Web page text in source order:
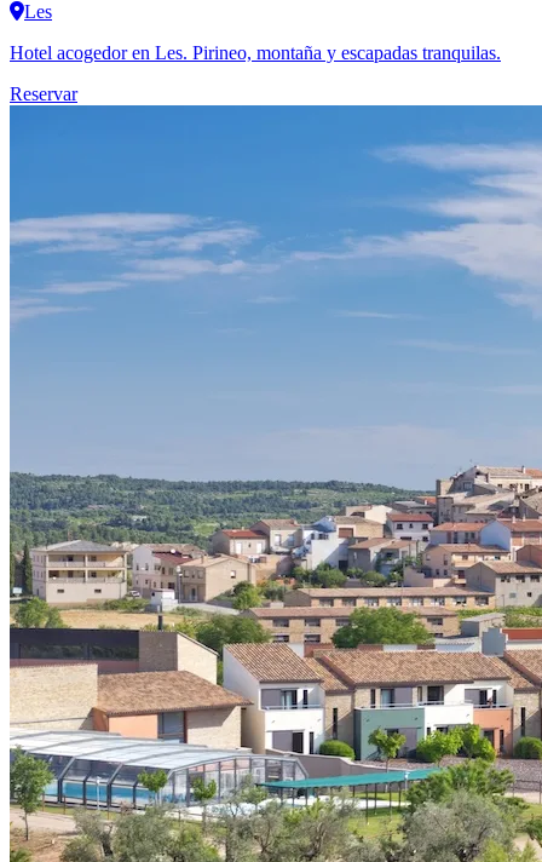
Les
Hotel acogedor en Les. Pirineo, montaña y escapadas tranquilas.
Reservar